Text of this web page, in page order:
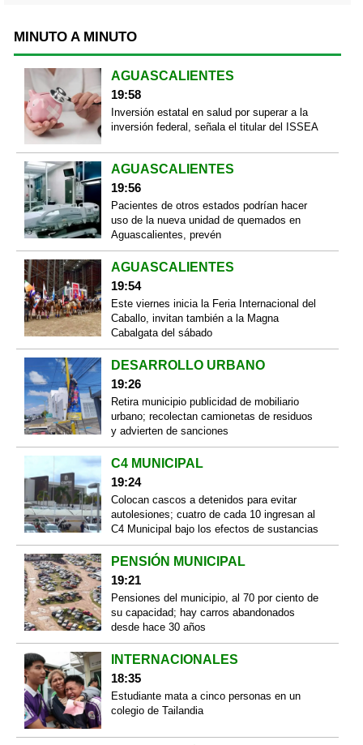
MINUTO A MINUTO
AGUASCALIENTES
19:58
Inversión estatal en salud por superar a la
inversión federal, señala el titular del ISSEA
AGUASCALIENTES
19:56
Pacientes de otros estados podrían hacer
uso de la nueva unidad de quemados en
Aguascalientes, prevén
AGUASCALIENTES
19:54
Este viernes inicia la Feria Internacional del
Caballo, invitan también a la Magna
Cabalgata del sábado
DESARROLLO URBANO
19:26
Retira municipio publicidad de mobiliario
urbano; recolectan camionetas de residuos
y advierten de sanciones
C4 MUNICIPAL
19:24
Colocan cascos a detenidos para evitar
autolesiones; cuatro de cada 10 ingresan al
C4 Municipal bajo los efectos de sustancias
PENSIÓN MUNICIPAL
19:21
Pensiones del municipio, al 70 por ciento de
su capacidad; hay carros abandonados
desde hace 30 años
INTERNACIONALES
18:35
Estudiante mata a cinco personas en un
colegio de Tailandia